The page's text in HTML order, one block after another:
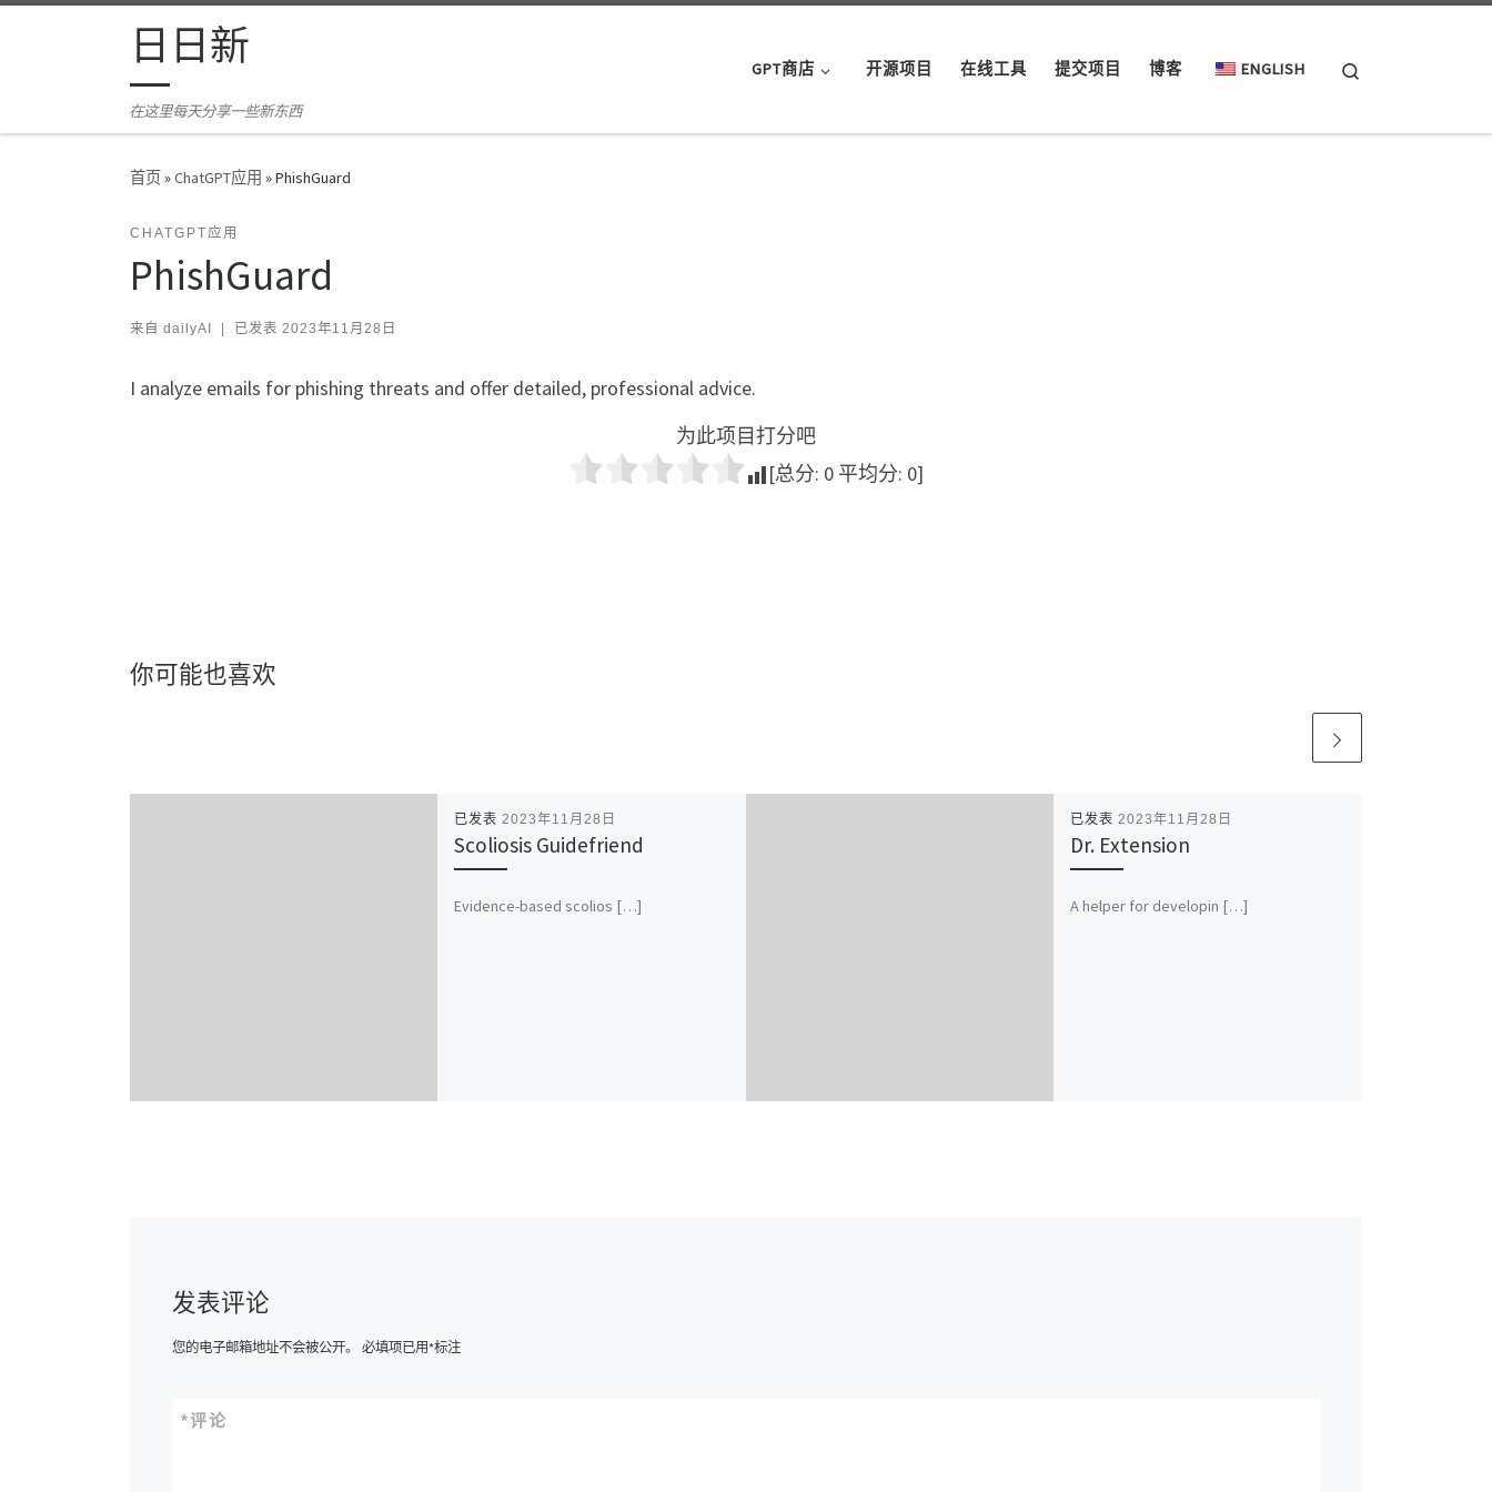
Skip to content日日新
在这里每天分享一些新东西
GPT商店 开源项目 在线工具 提交项目 博客 ENGLISH
首页»ChatGPT应用 »PhishGuard
CHATGPT应用
PhishGuard
来自 dailyAI 已发表 2023年11月28日
I analyze emails for phishing threats and offer detailed, professional advice.
为此项目打分吧
[总分: 0 平均分: 0]
你可能也喜欢
已发表 2023年11月28日
Scoliosis Guidefriend
Evidence-based scolios […]
已发表 2023年11月28日
Dr. Extension
A helper for developin […]
发表评论
您的电子邮箱地址不会被公开。 必填项已用*标注
评论
*